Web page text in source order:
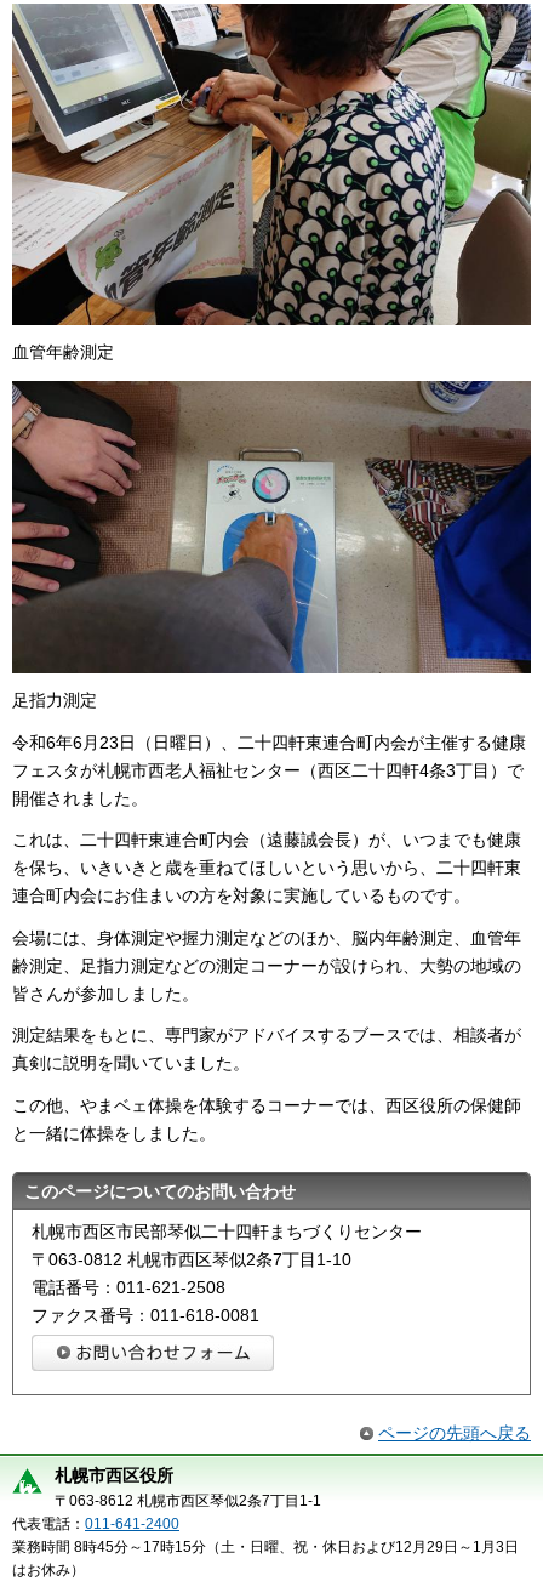
血管年齢測定
足指力測定
令和6年6月23日（日曜日）、二十四軒東連合町内会が主催する健康
フェスタが札幌市西老人福祉センター（西区二十四軒4条3丁目）で
開催されました。
これは、二十四軒東連合町内会（遠藤誠会長）が、いつまでも健康
を保ち、いきいきと歳を重ねてほしいという思いから、二十四軒東
連合町内会にお住まいの方を対象に実施しているものです。
会場には、身体測定や握力測定などのほか、脳内年齢測定、血管年
齢測定、足指力測定などの測定コーナーが設けられ、大勢の地域の
皆さんが参加しました。
測定結果をもとに、専門家がアドバイスするブースでは、相談者が
真剣に説明を聞いていました。
この他、やまベェ体操を体験するコーナーでは、西区役所の保健師
と一緒に体操をしました。
このページについてのお問い合わせ
札幌市西区市民部琴似二十四軒まちづくりセンター
〒063-0812 札幌市西区琴似2条7丁目1-10
電話番号：011-621-2508
ファクス番号：011-618-0081
ページの先頭へ戻る
札幌市西区役所
〒063-8612 札幌市西区琴似2条7丁目1-1
代表電話： 011-641-2400
業務時間 8時45分～17時15分（土・日曜、祝・休日および12月29日～1月3日
はお休み）